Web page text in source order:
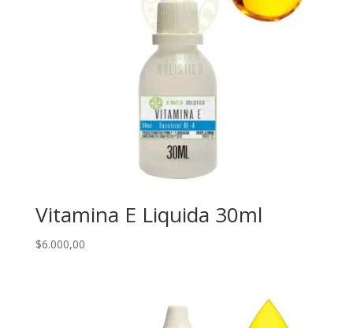
Vitamina E Liquida 30ml
$6.000,00